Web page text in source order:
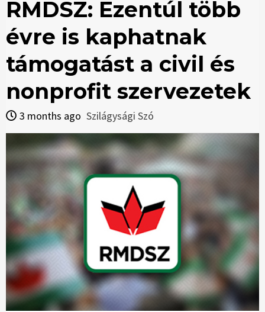
RMDSZ: Ezentúl több
évre is kaphatnak
támogatást a civil és
nonprofit szervezetek
3 months ago Szilágysági Szó